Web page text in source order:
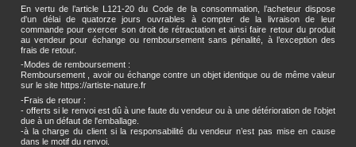
En vertu de l’article L121-20 du Code de la consommation, l’acheteur dispose
d'un délai de quatorze jours ouvrables à compter de la livraison de leur
commande pour exercer son droit de rétractation et ainsi faire retour du produit
au vendeur pour échange ou remboursement sans pénalité, à l’exception des
frais de retour.
-Modes de remboursement :
Remboursement , avoir ou échange contre un objet identique ou de même valeur
sur le site https://artiste-nature.fr
-Frais de retour :
- offerts si le renvoi est dû à une faute du vendeur ou à une détérioration de l'objet
due à un défaut de l'emballage.
-à la charge du client si la responsabilité du vendeur n’est pas mise en cause
dans le motif du renvoi.